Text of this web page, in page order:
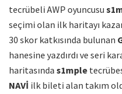
tecrübeli AWP oyuncusu
seçimi olan ilk haritayı
30 skor katkısında bulunan
hanesine yazdırdı ve seri
haritasında s1mple
NAVİ ilk bileti alan takım